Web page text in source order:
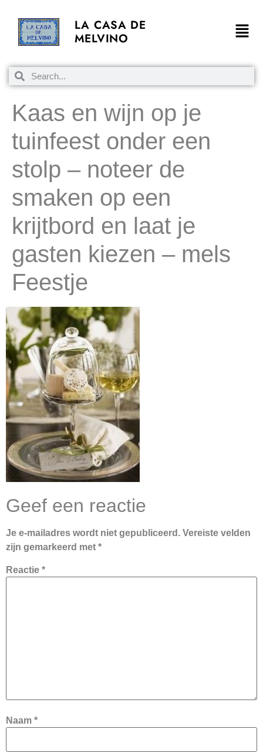
LA CASA DE
MELVINO
Kaas en wijn op je
tuinfeest onder een
stolp – noteer de
smaken op een
krijtbord en laat je
gasten kiezen – mels
Feestje
Geef een reactie
Je e-mailadres wordt niet gepubliceerd. Vereiste velden
zijn gemarkeerd met *
Reactie *
Naam *